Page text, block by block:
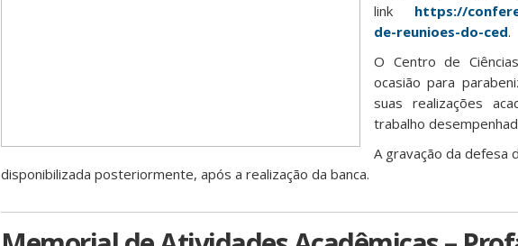
link https://
de-reunioes-do-ced.
O Centro de
ocasião para
suas realizações
trabalho
A gravação da defesa
disponibilizada posteriormente, após a realização da banca.